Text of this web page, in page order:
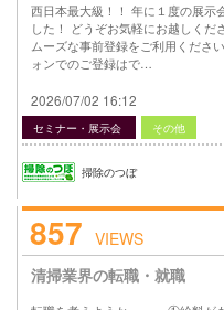
西日本最大級！！ 年に１度の展示
した！ どうぞお気軽にお越しくだ
ムーズな事前登録をご利用くださ
ォンでのご登録はで…
2026/07/02 16:12
セミナー・展示会 その他
掃除のつぼ
857 VIEWS
清掃業界の転職・就職